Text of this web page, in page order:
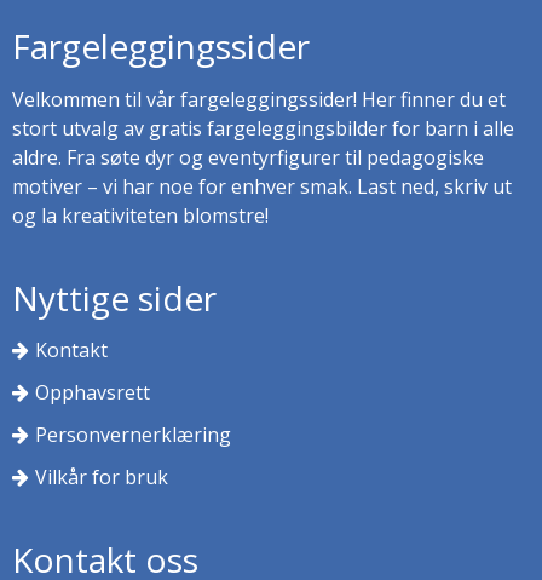
Fargeleggingssider
Velkommen til vår fargeleggingssider! Her finner du et
stort utvalg av gratis fargeleggingsbilder for barn i alle
aldre. Fra søte dyr og eventyrfigurer til pedagogiske
motiver – vi har noe for enhver smak. Last ned, skriv ut
og la kreativiteten blomstre!
Nyttige sider
Kontakt
Opphavsrett
Personvernerklæring
Vilkår for bruk
Kontakt oss